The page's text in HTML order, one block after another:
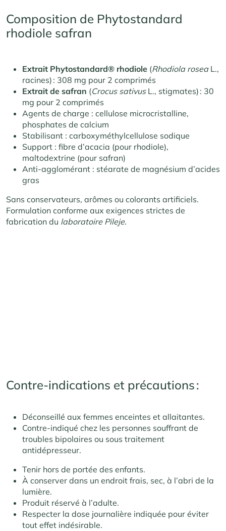
Composition de Phytostandard
rhodiole safran
Extrait Phytostandard® rhodiole (Rhodiola roseaL.,
racines) : 308 mg pour 2 comprimés
Extrait de safran (Crocus sativusL., stigmates) : 30
mg pour 2 comprimés
Agents de charge : cellulose microcristalline,
phosphates de calcium
Stabilisant : carboxyméthylcellulose sodique
Support : fibre d’acacia (pour rhodiole),
maltodextrine (pour safran)
Anti-agglomérant : stéarate de magnésium d’acides
gras
Sans conservateurs, arômes ou colorants artificiels.
Formulation conforme aux exigences strictes de
fabrication du laboratoire Pileje.
Contre-indications et précautions :
Déconseillé aux femmes enceintes et allaitantes.
Contre-indiqué chez les personnes souffrant de
troubles bipolaires ou sous traitement
antidépresseur.
Tenir hors de portée des enfants.
À conserver dans un endroit frais, sec, à l’abri de la
lumière.
Produit réservé à l’adulte.
Respecter la dose journalière indiquée pour éviter
tout effet indésirable.